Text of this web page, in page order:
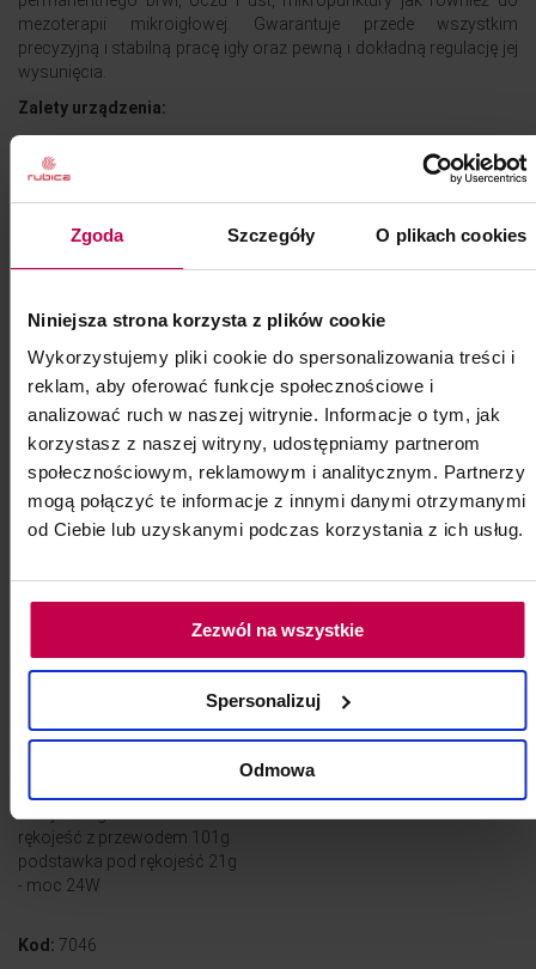
Zgoda Szczegóły O plikach cookies
Niniejsza strona korzysta z plików cookie
Wykorzystujemy pliki cookie do spersonalizowania treści i
reklam, aby oferować funkcje społecznościowe i
analizować ruch w naszej witrynie. Informacje o tym, jak
korzystasz z naszej witryny, udostępniamy partnerom
społecznościowym, reklamowym i analitycznym. Partnerzy
mogą połączyć te informacje z innymi danymi otrzymanymi
od Ciebie lub uzyskanymi podczas korzystania z ich usług.
Zezwól na wszystkie
Spersonalizuj
Odmowa
mezoterapii mikroigłowej. Gwarantuje przede wszystkim
precyzyjną i stabilną pracę igły oraz pewną i dokładną regulację jej
wysunięcia.
Zalety urządzenia:
- polska produkcja
- nowoczesny design
- płynna regulacja prędkości
Zestaw zawiera:
- urządzenie główne
- rękojeść
- walizkę ochronną z rączką i paskiem
- zasilacz
- włącznik nożny
- podstawkę pod rękojeść
- instrukcję i kartę gwarancyjną
Parametry techniczne:
- prędkość wysuwu igły regulacja w skali 50-150 Hz
- zasilanie 100-240 AC/12DC
długość 73 mm
rękojeść z przewodem 101g
podstawka pod rękojeść 21g
- moc 24W
Kod: 7046